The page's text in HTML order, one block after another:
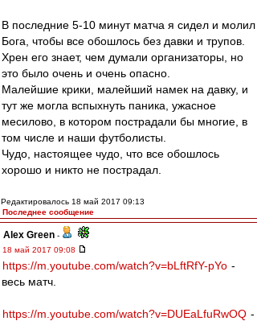
В последние 5-10 минут матча я сидел и молил
Бога, чтобы все обошлось без давки и трупов.
Хрен его знает, чем думали организаторы, но
это было очень и очень опасно.
Малейшие крики, малейший намек на давку, и
тут же могла вспыхнуть паника, ужасное
месилово, в котором пострадали бы многие, в
том числе и наши футболисты.
Чудо, настоящее чудо, что все обошлось
хорошо и никто не пострадал.
Редактировалось 18 май 2017 09:13
Последнее сообщение
Alex Green -
18 май 2017 09:08
https://m.youtube.com/watch?v=bLftRfY-pYo -
весь матч.
https://m.youtube.com/watch?v=DUEaLfuRwOQ -